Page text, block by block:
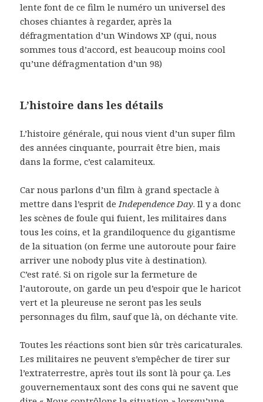
lente font de ce film le numéro un universel des
choses chiantes à regarder, après la
défragmentation d’un Windows XP (qui, nous
sommes tous d’accord, est beaucoup moins cool
qu’une défragmentation d’un 98)
L’histoire dans les détails
L’histoire générale, qui nous vient d’un super film
des années cinquante, pourrait être bien, mais
dans la forme, c’est calamiteux.
Car nous parlons d’un film à grand spectacle à
mettre dans l’esprit de Independence Day. Il y a donc
les scènes de foule qui fuient, les militaires dans
tous les coins, et la grandiloquence du gigantisme
de la situation (on ferme une autoroute pour faire
arriver une nobody plus vite à destination).
C’est raté. Si on rigole sur la fermeture de
l’autoroute, on garde un peu d’espoir que le haricot
vert et la pleureuse ne seront pas les seuls
personnages du film, sauf que là, on déchante vite.
Toutes les réactions sont bien sûr très caricaturales.
Les militaires ne peuvent s’empêcher de tirer sur
l’extraterrestre, après tout ils sont là pour ça. Les
gouvernementaux sont des cons qui ne savent que